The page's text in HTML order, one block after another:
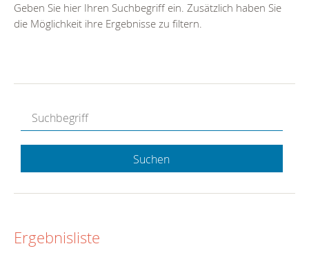
Geben Sie hier Ihren Suchbegriff ein. Zusätzlich haben Sie
die Möglichkeit ihre Ergebnisse zu filtern.
Suchen
Ergebnisliste